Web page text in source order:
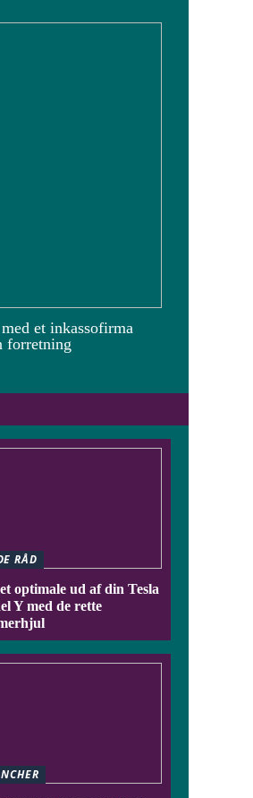
et inkassofirma
forretning
RÅD
optimale ud af din Tesla
Y med de rette